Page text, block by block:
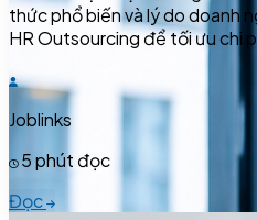
thức phổ biến và lý do doanh
HR Outsourcing để tối ưu chi
Joblinks
5 phút đọc
Đọc